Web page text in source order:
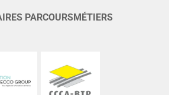
PARCOURSMÉTIERS